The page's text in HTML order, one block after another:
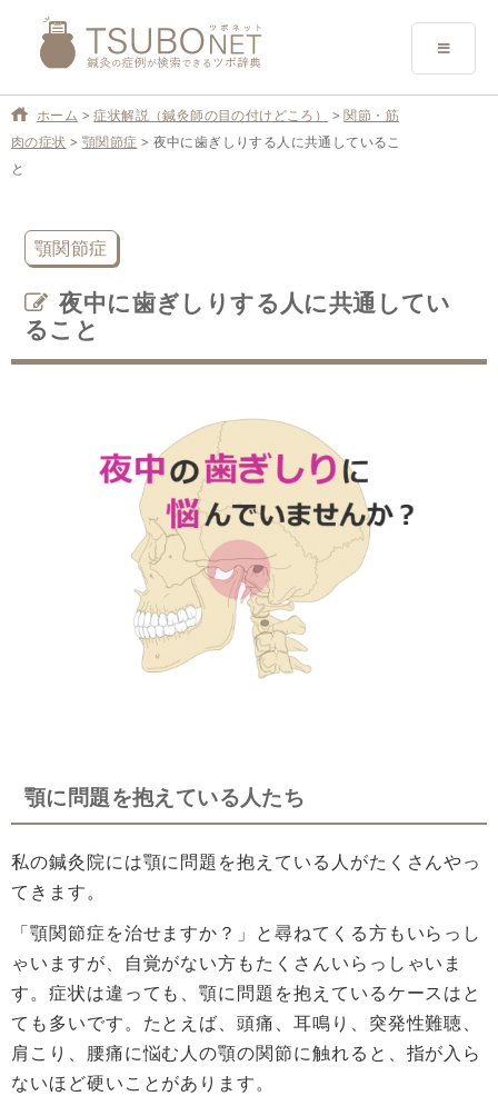
ホーム >症状解説（鍼灸師の目の付けどころ） >関節・筋
肉の症状 > 顎関節症 > 夜中に歯ぎしりする人に共通しているこ
と
顎関節症
夜中に歯ぎしりする人に共通してい
ること
顎に問題を抱えている人たち
私の鍼灸院には顎に問題を抱えている人がたくさんやっ
てきます。
「顎関節症を治せますか？」と尋ねてくる方もいらっし
ゃいますが、自覚がない方もたくさんいらっしゃいま
す。症状は違っても、顎に問題を抱えているケースはと
ても多いです。たとえば、頭痛、耳鳴り、突発性難聴、
肩こり、腰痛に悩む人の顎の関節に触れると、指が入ら
ないほど硬いことがあります。